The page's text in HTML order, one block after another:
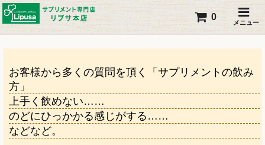
メニュー
0
お客様から多くの質問を頂く「サプリメントの飲み
方」
上手く飲めない……
のどにひっかかる感じがする……
などなど。